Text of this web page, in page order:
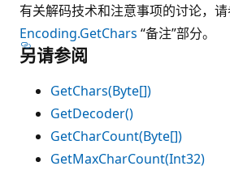
有关解码技术和注意事项的讨论，
Encoding.GetChars “备注”部分。
另请参阅
GetChars(Byte[])
GetDecoder()
GetCharCount(Byte[])
GetMaxCharCount(Int32)